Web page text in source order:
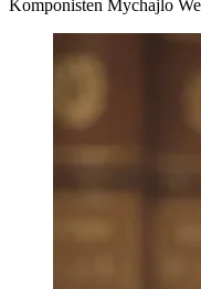
Komponisten Mychajlo